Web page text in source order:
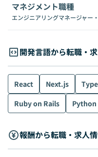
マネジメント職種
エンジニアリングマネージャー
開発言語から転職・
React Next.js
Ruby on Rails
Python
報酬から転職・求人